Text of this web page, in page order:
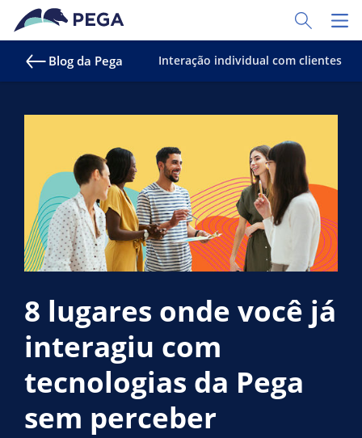
Pular para o conteúdo principal
Toggle
Blog da Pega Interação individual com clientes
8 lugares onde você já
interagiu com
tecnologias da Pega
sem perceber